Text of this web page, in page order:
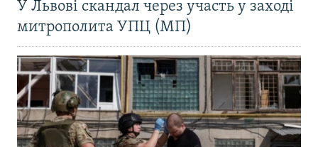
У Львові скандал через участь у заході
митрополита УПЦ (МП)